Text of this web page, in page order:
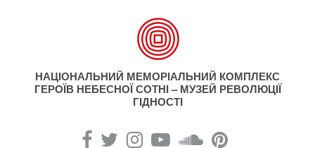
НАЦІОНАЛЬНИЙ МЕМОРІАЛЬНИЙ КОМПЛЕКС
ГЕРОЇВ НЕБЕСНОЇ СОТНІ – МУЗЕЙ РЕВОЛЮЦІЇ
ГІДНОСТІ